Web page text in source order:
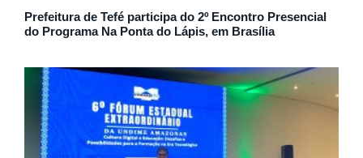
Prefeitura de Tefé participa do 2º Encontro Presencial
do Programa Na Ponta do Lápis, em Brasília